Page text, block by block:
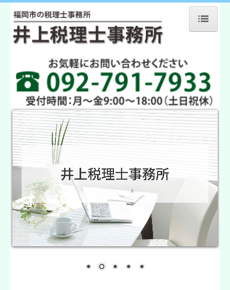
ホーム
事務所案内
業務案内
会社設立・開業支援
料金案内
お役立ちツール集
税務トピックス
アクセスマップ
プライバシーポリシー
お問合せ